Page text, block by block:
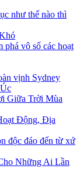
như thế nào thì
phá vô số các hoạt
vịnh Sydney
Giữa Trời Mùa
Động, Địa
độc đáo đến từ xứ
Những Ai Lần